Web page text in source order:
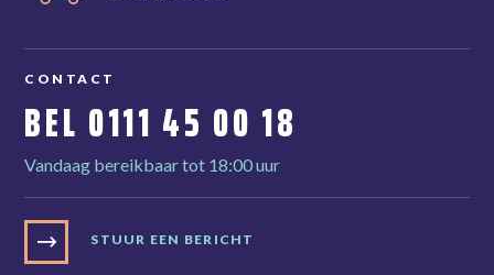
CONTACT
BEL 0111 45 00 18
Vandaag bereikbaar tot 18:00 uur
STUUR EEN BERICHT